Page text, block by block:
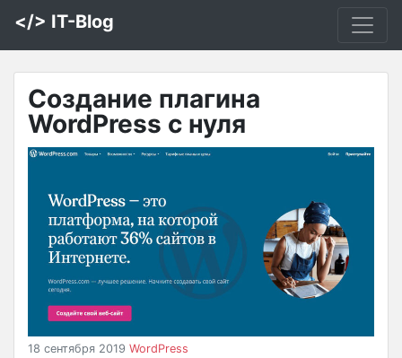
</> IT-Blog
Создание плагина
WordPress с нуля
18 сентября 2019 WordPress